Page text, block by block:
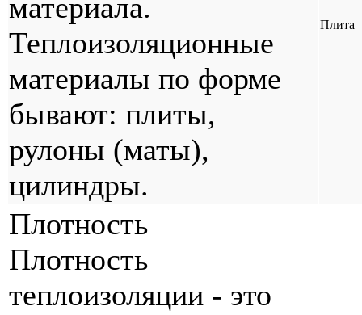
материала.
Теплоизоляционные
материалы по форме
бывают: плиты,
рулоны (маты),
цилиндры.
Плита
Плотность
Плотность
теплоизоляции - это